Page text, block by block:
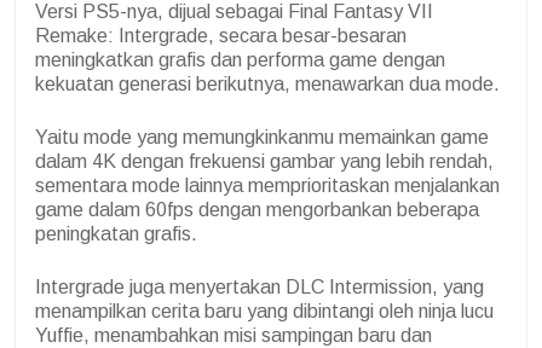
Versi PS5-nya, dijual sebagai Final Fantasy VII
Remake: Intergrade, secara besar-besaran
meningkatkan grafis dan performa game dengan
kekuatan generasi berikutnya, menawarkan dua mode.
Yaitu mode yang memungkinkanmu memainkan game
dalam 4K dengan frekuensi gambar yang lebih rendah,
sementara mode lainnya memprioritaskan menjalankan
game dalam 60fps dengan mengorbankan beberapa
peningkatan grafis.
Intergrade juga menyertakan DLC Intermission, yang
menampilkan cerita baru yang dibintangi oleh ninja lucu
Yuffie, menambahkan misi sampingan baru dan